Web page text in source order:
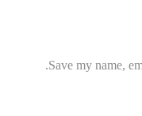
Save my name,